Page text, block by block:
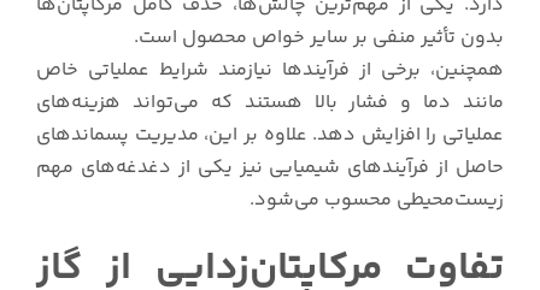
بدون تأثیر منفی بر سایر خواص محصول است.
همچنین، برخی از فرآیندها نیازمند شرایط عملیاتی خاص
مانند دما و فشار بالا هستند که می‌تواند هزینه‌های
عملیاتی را افزایش دهد. علاوه بر این، مدیریت پسماندهای
حاصل از فرآیندهای شیمیایی نیز یکی از دغدغه‌های مهم
زیست‌محیطی محسوب می‌شود.
تفاوت مرکاپتان‌زدایی از گاز